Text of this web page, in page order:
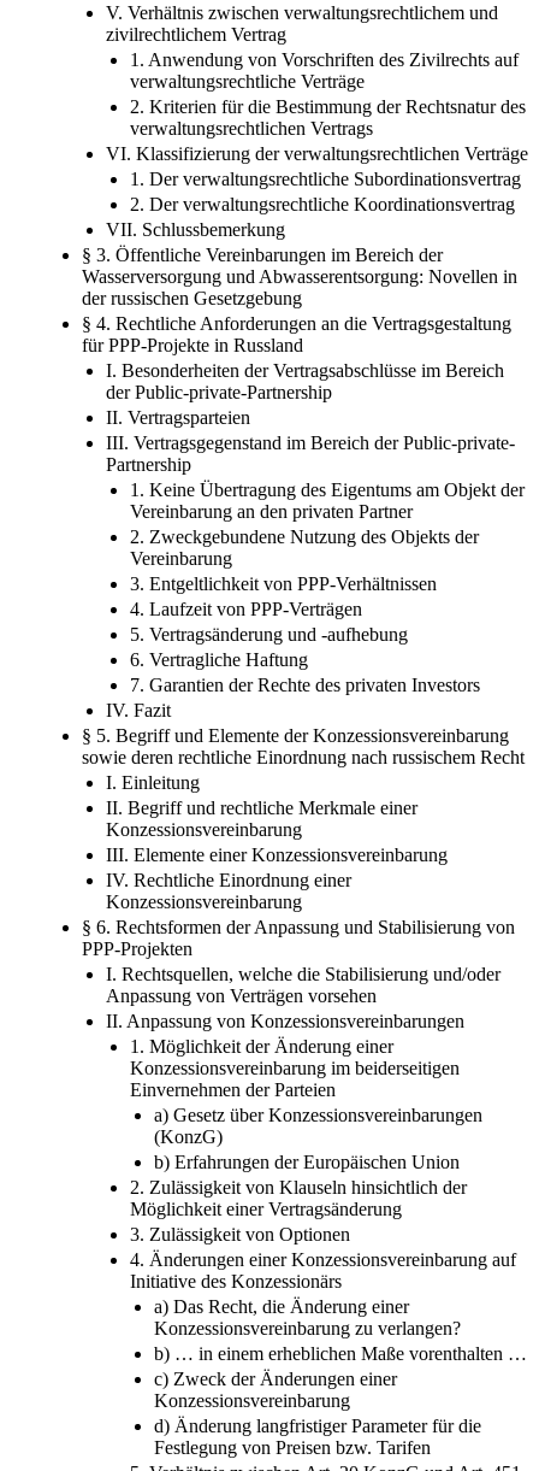
V. Verhältnis zwischen verwaltungsrechtlichem und
zivilrechtlichem Vertrag
1. Anwendung von Vorschriften des Zivilrechts auf
verwaltungsrechtliche Verträge
2. Kriterien für die Bestimmung der Rechtsnatur des
verwaltungsrechtlichen Vertrags
VI. Klassifizierung der verwaltungsrechtlichen Verträge
1. Der verwaltungsrechtliche Subordinationsvertrag
2. Der verwaltungsrechtliche Koordinationsvertrag
VII. Schlussbemerkung
§ 3. Öffentliche Vereinbarungen im Bereich der
Wasserversorgung und Abwasserentsorgung: Novellen in
der russischen Gesetzgebung
§ 4. Rechtliche Anforderungen an die Vertragsgestaltung
für PPP-Projekte in Russland
I. Besonderheiten der Vertragsabschlüsse im Bereich
der Public-private-Partnership
II. Vertragsparteien
III. Vertragsgegenstand im Bereich der Public-private-
Partnership
1. Keine Übertragung des Eigentums am Objekt der
Vereinbarung an den privaten Partner
2. Zweckgebundene Nutzung des Objekts der
Vereinbarung
3. Entgeltlichkeit von PPP-Verhältnissen
4. Laufzeit von PPP-Verträgen
5. Vertragsänderung und -aufhebung
6. Vertragliche Haftung
7. Garantien der Rechte des privaten Investors
IV. Fazit
§ 5. Begriff und Elemente der Konzessionsvereinbarung
sowie deren rechtliche Einordnung nach russischem Recht
I. Einleitung
II. Begriff und rechtliche Merkmale einer
Konzessionsvereinbarung
III. Elemente einer Konzessionsvereinbarung
IV. Rechtliche Einordnung einer
Konzessionsvereinbarung
§ 6. Rechtsformen der Anpassung und Stabilisierung von
PPP-Projekten
I. Rechtsquellen, welche die Stabilisierung und/oder
Anpassung von Verträgen vorsehen
II. Anpassung von Konzessionsvereinbarungen
1. Möglichkeit der Änderung einer
Konzessionsvereinbarung im beiderseitigen
Einvernehmen der Parteien
a) Gesetz über Konzessionsvereinbarungen
(KonzG)
b) Erfahrungen der Europäischen Union
2. Zulässigkeit von Klauseln hinsichtlich der
Möglichkeit einer Vertragsänderung
3. Zulässigkeit von Optionen
4. Änderungen einer Konzessionsvereinbarung auf
Initiative des Konzessionärs
a) Das Recht, die Änderung einer
Konzessionsvereinbarung zu verlangen?
b) … in einem erheblichen Maße vorenthalten …
c) Zweck der Änderungen einer
Konzessionsvereinbarung
d) Änderung langfristiger Parameter für die
Festlegung von Preisen bzw. Tarifen